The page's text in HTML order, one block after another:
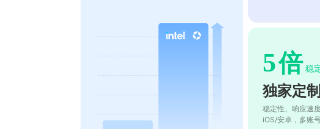
5倍 稳
独家定
稳定性、响应速
iOS/安卓，多账